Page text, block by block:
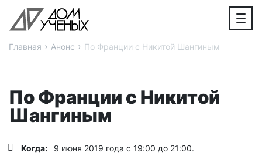
Главная › Анонс › По Франции с Никитой Шангиным
По Франции с Никитой
Шангиным
Когда: 9 июня 2019 года с 19:00 до 21:00.